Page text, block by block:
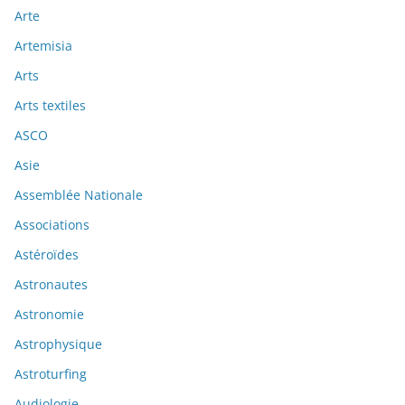
Arte
Artemisia
Arts
Arts textiles
ASCO
Asie
Assemblée Nationale
Associations
Astéroïdes
Astronautes
Astronomie
Astrophysique
Astroturfing